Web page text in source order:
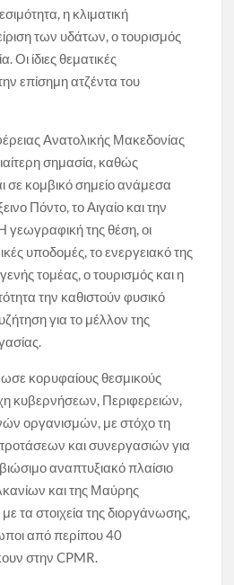
η κλιματική
των υδάτων, ο τουρισμός
Οι ίδιες θεματικές
επίσημη ατζέντα του
Ανατολικής Μακεδονίας
σημασία, καθώς
σε κομβικό σημείο ανάμεσα
Πόντο, το Αιγαίο και την
γεωγραφική της θέση, οι
υποδομές, το ενεργειακό της
τομέας, ο τουρισμός και η
την καθιστούν φυσικό
για το μέλλον της
κορυφαίους θεσμικούς
κυβερνήσεων, Περιφερειών,
οργανισμών, με στόχο τη
και συνεργασιών για
αναπτυξιακό πλαίσιο
και της Μαύρης
τα στοιχεία της διοργάνωσης,
από περίπου 40
στην CPMR.